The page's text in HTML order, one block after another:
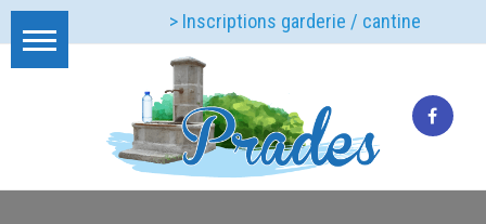
> Inscriptions garderie / cantine